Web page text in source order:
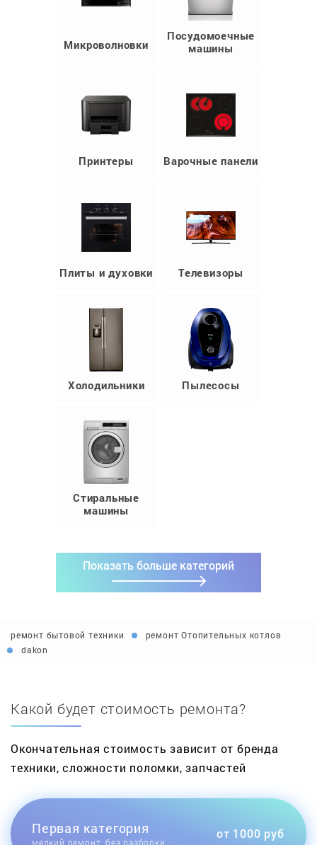
Микроволновки
Посудомоечные
машины
Принтеры Варочные панели
Плиты и духовки Телевизоры
Холодильники Пылесосы
Стиральные
машины
Показать больше категорий
ремонт бытовой техники
ремонт Отопительных котлов
dakon
Какой будет стоимость ремонта?
Окончательная стоимость зависит от бренда
техники, сложности поломки, запчастей
Первая категория
мелкий ремонт, без разборки
от 1000 руб